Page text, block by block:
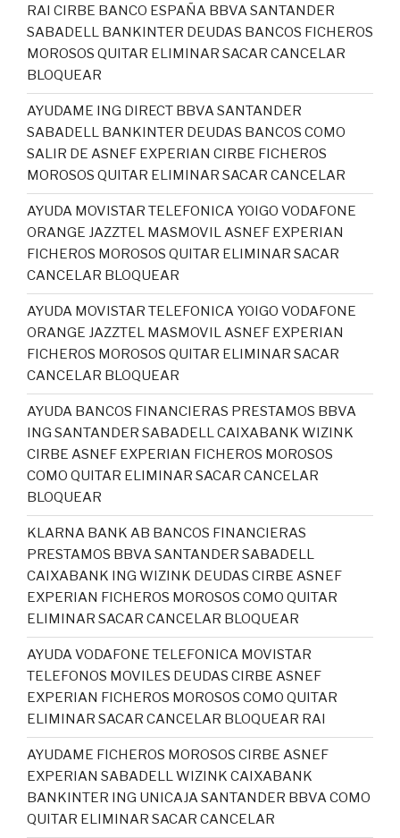
RAI CIRBE BANCO ESPAÑA BBVA SANTANDER
SABADELL BANKINTER DEUDAS BANCOS FICHEROS
MOROSOS QUITAR ELIMINAR SACAR CANCELAR
BLOQUEAR
AYUDAME ING DIRECT BBVA SANTANDER
SABADELL BANKINTER DEUDAS BANCOS COMO
SALIR DE ASNEF EXPERIAN CIRBE FICHEROS
MOROSOS QUITAR ELIMINAR SACAR CANCELAR
AYUDA MOVISTAR TELEFONICA YOIGO VODAFONE
ORANGE JAZZTEL MASMOVIL ASNEF EXPERIAN
FICHEROS MOROSOS QUITAR ELIMINAR SACAR
CANCELAR BLOQUEAR
AYUDA MOVISTAR TELEFONICA YOIGO VODAFONE
ORANGE JAZZTEL MASMOVIL ASNEF EXPERIAN
FICHEROS MOROSOS QUITAR ELIMINAR SACAR
CANCELAR BLOQUEAR
AYUDA BANCOS FINANCIERAS PRESTAMOS BBVA
ING SANTANDER SABADELL CAIXABANK WIZINK
CIRBE ASNEF EXPERIAN FICHEROS MOROSOS
COMO QUITAR ELIMINAR SACAR CANCELAR
BLOQUEAR
KLARNA BANK AB BANCOS FINANCIERAS
PRESTAMOS BBVA SANTANDER SABADELL
CAIXABANK ING WIZINK DEUDAS CIRBE ASNEF
EXPERIAN FICHEROS MOROSOS COMO QUITAR
ELIMINAR SACAR CANCELAR BLOQUEAR
AYUDA VODAFONE TELEFONICA MOVISTAR
TELEFONOS MOVILES DEUDAS CIRBE ASNEF
EXPERIAN FICHEROS MOROSOS COMO QUITAR
ELIMINAR SACAR CANCELAR BLOQUEAR RAI
AYUDAME FICHEROS MOROSOS CIRBE ASNEF
EXPERIAN SABADELL WIZINK CAIXABANK
BANKINTER ING UNICAJA SANTANDER BBVA COMO
QUITAR ELIMINAR SACAR CANCELAR